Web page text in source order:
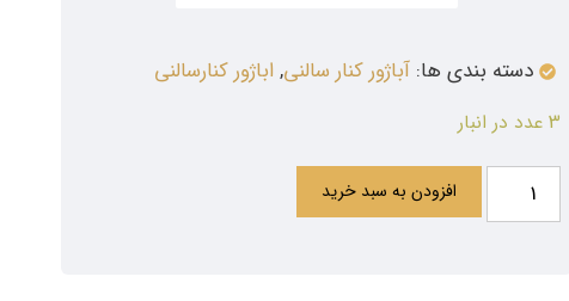
دسته بندی ها: آباژور کنار سالنی, اباژور کنارسالنی
3 عدد در انبار
افزودن به سبد خرید